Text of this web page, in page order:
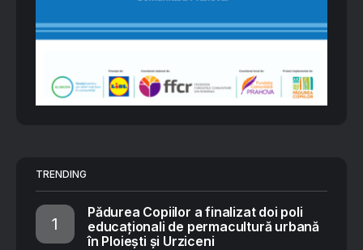
TRENDING
Pădurea Copiilor a finalizat doi poli
educaționali de permacultură urbană
în Ploiești și Urziceni